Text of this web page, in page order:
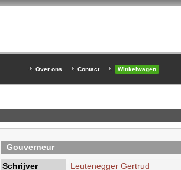
Over ons
Contact Winkelwagen
Gouverneur
Schrijver
Leutenegger Gertrud